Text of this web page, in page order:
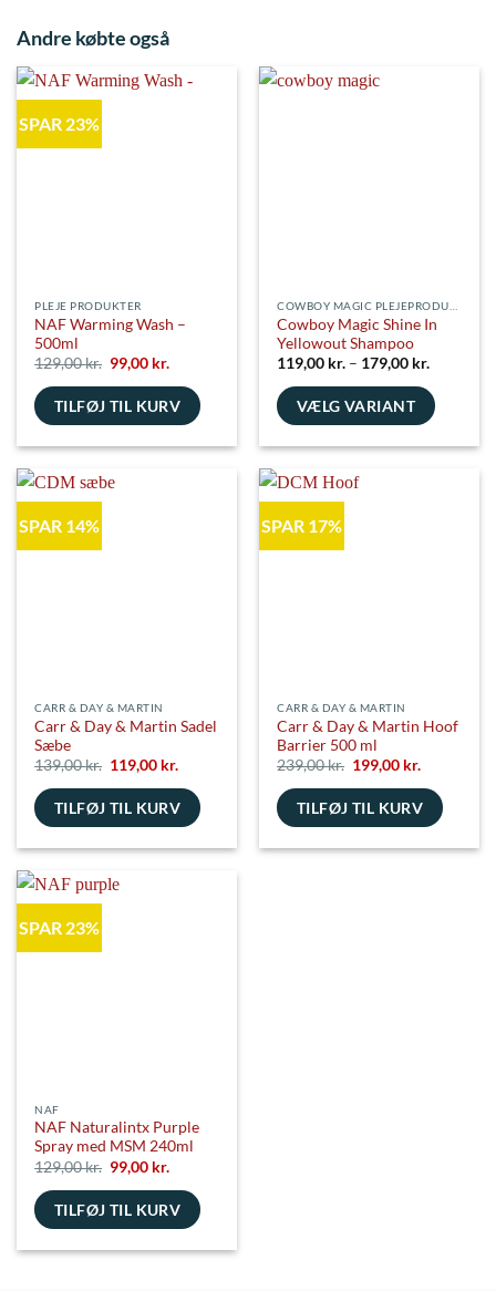
Andre købte også
SPAR 23%
PLEJE PRODUKTER
NAF Warming Wash –
500ml
129,00kr. Den
oprindelige
pris
var:
99,00 kr.Den
pris
er:
99,00 kr..
TILFØJ TIL KURV
Cowboy Magic Shine In
Yellowout Shampoo
119,00 kr. – 179,00 kr.
til
179,00 kr.
VÆLG VARIANT
har
flere
varianter.
Mulighederne
SPAR 14%
CARR & DAY & MARTIN
Carr & Day & Martin Sadel
Sæbe
139,00kr. Den
oprindelige
pris
var:
119,00 kr.
pris
er:
119,00 kr..
TILFØJ TIL KURV
SPAR 17%
CARR & DAY & MARTIN
Carr & Day & Martin Hoof
Barrier 500 ml
239,00kr. Den
oprindelige
pris
var:
199,00 kr.
pris
er:
199,00 kr..
TILFØJ TIL KURV
SPAR 23%
NAF
NAF Naturalintx Purple
Spray med MSM 240ml
129,00kr. Den
oprindelige
pris
var:
99,00 kr.
pris
er:
99,00 kr..
TILFØJ TIL KURV